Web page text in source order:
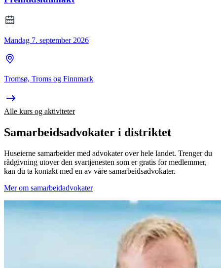
Mandag 7. september 2026
Tromsø, Troms og Finnmark
Alle kurs og aktiviteter
Samarbeidsadvokater i distriktet
Huseierne samarbeider med advokater over hele landet. Trenger du
rådgivning utover den svartjenesten som er gratis for medlemmer,
kan du ta kontakt med en av våre samarbeidsadvokater.
Mer om samarbeidadvokater